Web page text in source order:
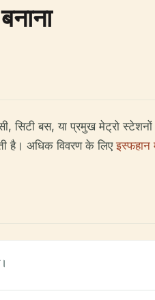
सिटी बस, या प्रमुख मेट्रो
है। अधिक विवरण के लिएइस्फहान